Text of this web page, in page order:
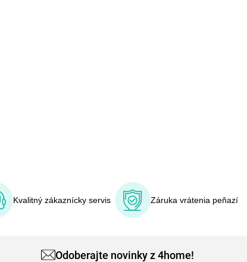
Kvalitný zákaznícky servis Záruka vrátenia peňazí
Odoberajte novinky z 4home!